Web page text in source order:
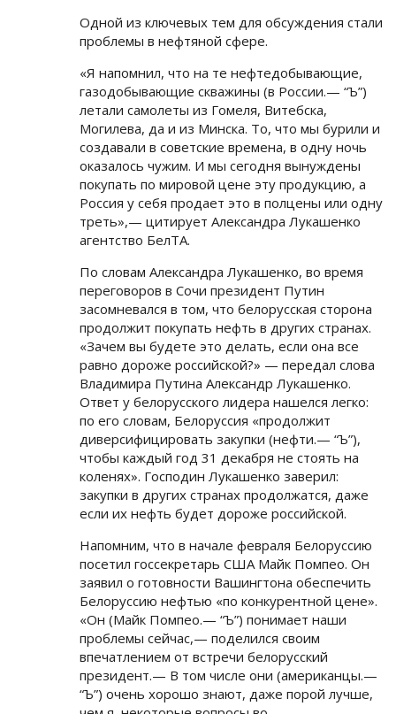
Одной из ключевых тем для обсуждения стали
проблемы в нефтяной сфере.
«Я напомнил, что на те нефтедобывающие,
газодобывающие скважины (в России.— “Ъ”)
летали самолеты из Гомеля, Витебска,
Могилева, да и из Минска. То, что мы бурили и
создавали в советские времена, в одну ночь
оказалось чужим. И мы сегодня вынуждены
покупать по мировой цене эту продукцию, а
Россия у себя продает это в полцены или одну
треть»,— цитирует Александра Лукашенко
агентство БелТА.
По словам Александра Лукашенко, во время
переговоров в Сочи президент Путин
засомневался в том, что белорусская сторона
продолжит покупать нефть в других странах.
«Зачем вы будете это делать, если она все
равно дороже российской?» — передал слова
Владимира Путина Александр Лукашенко.
Ответ у белорусского лидера нашелся легко:
по его словам, Белоруссия «продолжит
диверсифицировать закупки (нефти.— “Ъ”),
чтобы каждый год 31 декабря не стоять на
коленях». Господин Лукашенко заверил:
закупки в других странах продолжатся, даже
если их нефть будет дороже российской.
Напомним, что в начале февраля Белоруссию
посетил госсекретарь США Майк Помпео. Он
заявил о готовности Вашингтона обеспечить
Белоруссию нефтью «по конкурентной цене».
«Он (Майк Помпео.— “Ъ”) понимает наши
проблемы сейчас,— поделился своим
впечатлением от встречи белорусский
президент.— В том числе они (американцы.—
“Ъ”) очень хорошо знают, даже порой лучше,